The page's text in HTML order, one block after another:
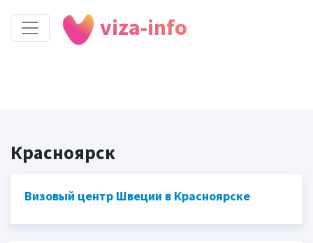
viza-info
Красноярск
Визовый центр Швеции в Красноярске